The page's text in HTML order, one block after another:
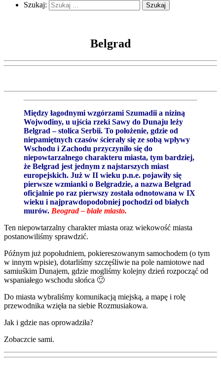
Szukaj:
Belgrad
Między łagodnymi wzgórzami Szumadii a niziną
Wojwodiny, u ujścia rzeki Sawy do Dunaju leży
Belgrad – stolica Serbii. To położenie, gdzie od
niepamiętnych czasów ścierały się ze sobą wpływy
Wschodu i Zachodu przyczyniło się do
niepowtarzalnego charakteru miasta, tym bardziej,
że Belgrad jest jednym z najstarszych miast
europejskich. Już w II wieku p.n.e. pojawiły się
pierwsze wzmianki o Belgradzie, a nazwa Belgrad
oficjalnie po raz pierwszy została odnotowana w IX
wieku i najprawdopodobniej pochodzi od białych
murów. Beograd – białe miasto.
Ten niepowtarzalny charakter miasta oraz wiekowość miasta
postanowiliśmy sprawdzić.
Późnym już popołudniem, pokiereszowanym samochodem (o tym
w innym wpisie), dotarliśmy szczęśliwie na pole namiotowe nad
samiuśkim Dunajem, gdzie mogliśmy kolejny dzień rozpocząć od
wspaniałego wschodu słońca 🙂
Do miasta wybraliśmy komunikacją miejską, a mapę i rolę
przewodnika wzięła na siebie Rozmusiakowa.
Jak i gdzie nas oprowadziła?
Zobaczcie sami.